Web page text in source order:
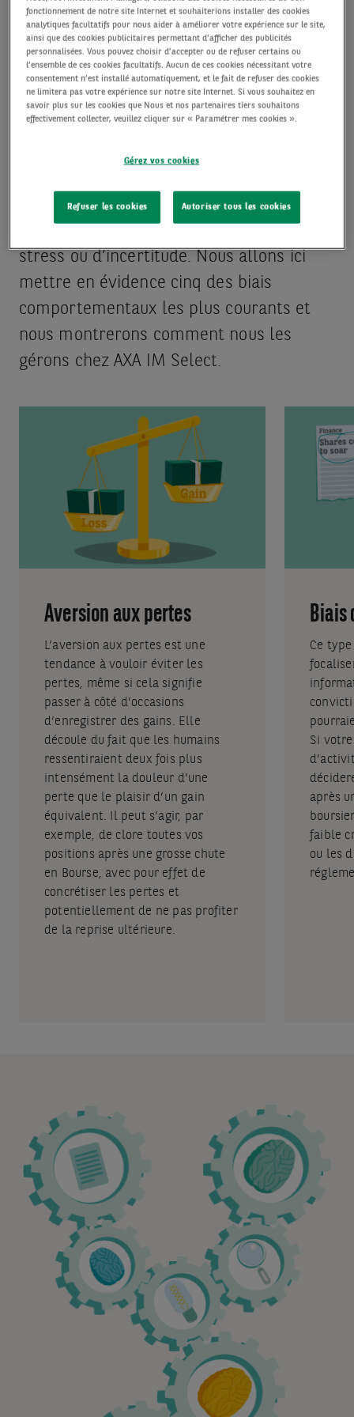
Les biais comportementaux sont des
croyances ou des pensées inconscientes
qui peuvent influencer nos décisions,
avec parfois des conséquences négatives.
Si l’on n’y prend pas garde, ils peuvent
prudents. Ils sont par ailleurs plus
stress ou d’incertitude. Nous allons ici
mettre en évidence cinq des biais
comportementaux les plus courants et
nous montrerons comment nous les
gérons chez AXA IM Select.
Aversion aux pertes
L’aversion aux pertes est une
tendance à vouloir éviter les
pertes, même si cela signifie
passer à côté d’occasions
d’enregistrer des gains. Elle
découle du fait que les humains
ressentiraient deux fois plus
intensément la douleur d’une
perte que le plaisir d’un gain
équivalent. Il peut s’agir, par
exemple, de clore toutes vos
positions après une grosse chute
en Bourse, avec pour effet de
concrétiser les pertes et
potentiellement de ne pas profiter
de la reprise ultérieure.
Biais
Ce
Si
après
faible
ou les
fonctionnement de notre site Internet et souhaiterions installer des cookies
analytiques facultatifs pour nous aider à améliorer votre expérience sur le site,
ainsi que des cookies publicitaires permettant d’afficher des publicités
personnalisées. Vous pouvez choisir d’accepter ou de refuser certains ou
l’ensemble de ces cookies facultatifs. Aucun de ces cookies nécessitant votre
consentement n’est installé automatiquement, et le fait de refuser des cookies
ne limitera pas votre expérience sur notre site Internet. Si vous souhaitez en
savoir plus sur les cookies que Nous et nos partenaires tiers souhaitons
effectivement collecter, veuillez cliquer sur « Paramétrer mes cookies ».
Gérez vos cookies
Refuser les cookies Autoriser tous les cookies